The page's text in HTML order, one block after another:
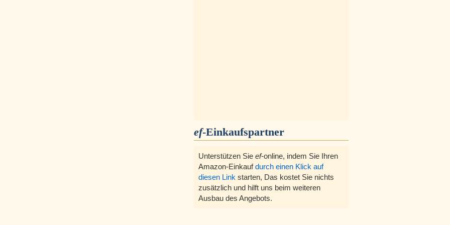
ef-Einkaufspartner
Unterstützen Sie ef-online, indem Sie Ihren
Amazon-Einkaufdurch einen Klick auf
diesen Link starten, Das kostet Sie nichts
zusätzlich und hilft uns beim weiteren
Ausbau des Angebots.